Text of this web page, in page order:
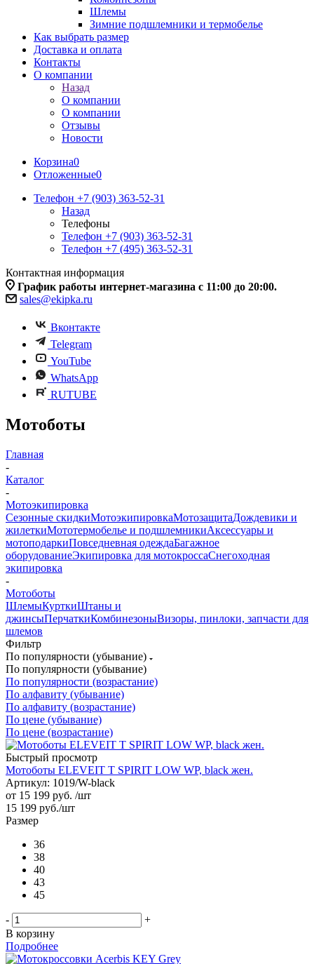
Шлемы
Зимние подшлемники и термобелье
Как выбрать размер
Доставка и оплата
Контакты
О компании
Назад
О компании
О компании
Отзывы
Новости
Корзина0
Отложенные0
Телефон +7 (903) 363-52-31
Назад
Телефоны
Телефон +7 (903) 363-52-31
Телефон +7 (495) 363-52-31
Контактная информация
График работы интернет-магазина с 11:00 до 20:00.
sales@ekipka.ru
Вконтакте
Telegram
YouTube
WhatsApp
RUTUBE
Мотоботы
Главная
-
Каталог
-
Мотоэкипировка
Сезонные скидкиМотоэкипировкаМотозащитаДождевики и
жилеткиМототермобелье и подшлемникиАксессуары и
мотоподаркиПовседневная одеждаБагажное
оборудованиеЭкипировка для мотокроссаСнегоходная
экипировка
-
Мотоботы
ШлемыКурткиШтаны и
джинсыПерчаткиКомбинезоныВизоры, пинлоки, запчасти для
шлемов
Фильтр
По популярности (убывание)
По популярности (убывание)
По популярности (возрастание)
По алфавиту (убывание)
По алфавиту (возрастание)
По цене (убывание)
По цене (возрастание)
Быстрый просмотр
Мотоботы ELEVEIT T SPIRIT LOW WP, black жен.
Артикул: 1019/W-black
от 15 199 руб. /шт
15 199 руб./шт
Размер
36
38
40
43
45
-
+
В корзину
Подробнее